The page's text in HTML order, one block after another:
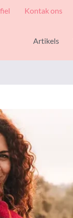
Kontak ons
Artikels